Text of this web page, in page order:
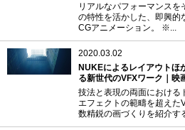
リアルなパフォーマンス
の特性を活かした、即興的
CGアニメーション。 ※...
2020.03.02
NUKEによるレイアウトほ
る新世代のVFXワーク｜映
技法と表現の両面における
エフェクトの範疇を超えた
数精鋭の画づくりを紹介す